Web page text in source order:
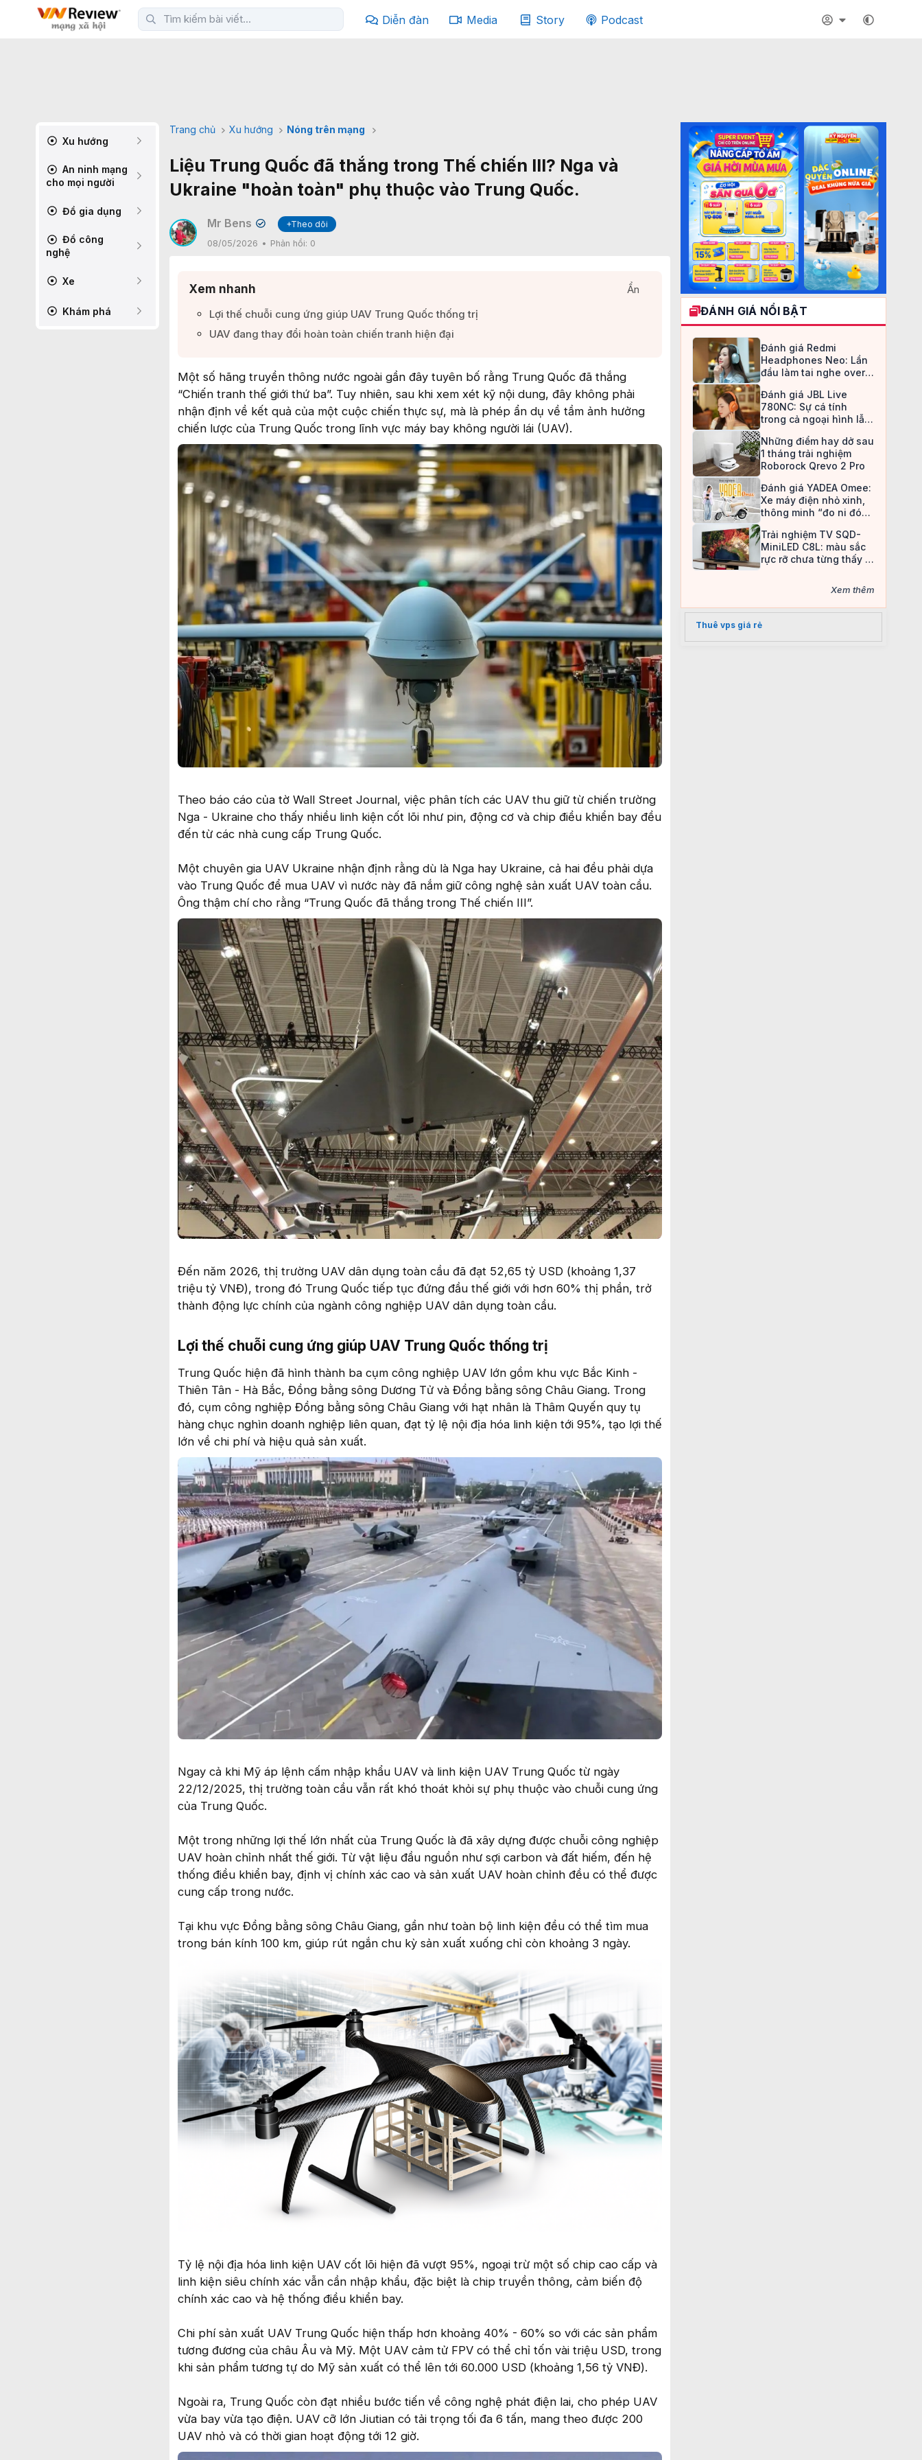
Diễn đàn Media Story Podcast
Xu hướng
An ninh mạng
cho mọi người
Đồ gia dụng
Đồ công
nghệ
Xe
Khám phá
Trang chủ Xu hướng Nóng trên mạng
Liệu Trung Quốc đã thắng trong Thế chiến III? Nga và
Ukraine "hoàn toàn" phụ thuộc vào Trung Quốc.
Mr Bens ✔
+Theo dõi
08/05/2026
Phản hồi: 0
Xem nhanh
Ẩn
Lợi thế chuỗi cung ứng giúp UAV Trung Quốc thống trị​
UAV đang thay đổi hoàn toàn chiến tranh hiện đại​
Một số hãng truyền thông nước ngoài gần đây tuyên bố rằng Trung Quốc đã thắng
“Chiến tranh thế giới thứ ba”. Tuy nhiên, sau khi xem xét kỹ nội dung, đây không phải
nhận định về kết quả của một cuộc chiến thực sự, mà là phép ẩn dụ về tầm ảnh hưởng
chiến lược của Trung Quốc trong lĩnh vực máy bay không người lái (UAV).
Theo báo cáo của tờ Wall Street Journal, việc phân tích các UAV thu giữ từ chiến trường
Nga - Ukraine cho thấy nhiều linh kiện cốt lõi như pin, động cơ và chip điều khiển bay đều
đến từ các nhà cung cấp Trung Quốc.
Một chuyên gia UAV Ukraine nhận định rằng dù là Nga hay Ukraine, cả hai đều phải dựa
vào Trung Quốc để mua UAV vì nước này đã nắm giữ công nghệ sản xuất UAV toàn cầu.
Ông thậm chí cho rằng “Trung Quốc đã thắng trong Thế chiến III”.
Đến năm 2026, thị trường UAV dân dụng toàn cầu đã đạt 52,65 tỷ USD (khoảng 1,37
triệu tỷ VNĐ), trong đó Trung Quốc tiếp tục đứng đầu thế giới với hơn 60% thị phần, trở
thành động lực chính của ngành công nghiệp UAV dân dụng toàn cầu.
Lợi thế chuỗi cung ứng giúp UAV Trung Quốc thống trị
Trung Quốc hiện đã hình thành ba cụm công nghiệp UAV lớn gồm khu vực Bắc Kinh -
Thiên Tân - Hà Bắc, Đồng bằng sông Dương Tử và Đồng bằng sông Châu Giang. Trong
đó, cụm công nghiệp Đồng bằng sông Châu Giang với hạt nhân là Thâm Quyến quy tụ
hàng chục nghìn doanh nghiệp liên quan, đạt tỷ lệ nội địa hóa linh kiện tới 95%, tạo lợi thế
lớn về chi phí và hiệu quả sản xuất.
Ngay cả khi Mỹ áp lệnh cấm nhập khẩu UAV và linh kiện UAV Trung Quốc từ ngày
22/12/2025, thị trường toàn cầu vẫn rất khó thoát khỏi sự phụ thuộc vào chuỗi cung ứng
của Trung Quốc.
Một trong những lợi thế lớn nhất của Trung Quốc là đã xây dựng được chuỗi công nghiệp
UAV hoàn chỉnh nhất thế giới. Từ vật liệu đầu nguồn như sợi carbon và đất hiếm, đến hệ
thống điều khiển bay, định vị chính xác cao và sản xuất UAV hoàn chỉnh đều có thể được
cung cấp trong nước.
Tại khu vực Đồng bằng sông Châu Giang, gần như toàn bộ linh kiện đều có thể tìm mua
trong bán kính 100 km, giúp rút ngắn chu kỳ sản xuất xuống chỉ còn khoảng 3 ngày.
Tỷ lệ nội địa hóa linh kiện UAV cốt lõi hiện đã vượt 95%, ngoại trừ một số chip cao cấp và
linh kiện siêu chính xác vẫn cần nhập khẩu, đặc biệt là chip truyền thông, cảm biến độ
chính xác cao và hệ thống điều khiển bay.
Chi phí sản xuất UAV Trung Quốc hiện thấp hơn khoảng 40% - 60% so với các sản phẩm
tương đương của châu Âu và Mỹ. Một UAV cảm tử FPV có thể chỉ tốn vài triệu USD, trong
khi sản phẩm tương tự do Mỹ sản xuất có thể lên tới 60.000 USD (khoảng 1,56 tỷ VNĐ).
Ngoài ra, Trung Quốc còn đạt nhiều bước tiến về công nghệ phát điện lai, cho phép UAV
vừa bay vừa tạo điện. UAV cỡ lớn Jiutian có tải trọng tối đa 6 tấn, mang theo được 200
UAV nhỏ và có thời gian hoạt động tới 12 giờ.
ĐÁNH GIÁ NỔI BẬT
Đánh giá Redmi
Headphones Neo: Lần
đầu làm tai nghe over-
an toàn
Đánh giá JBL Live
780NC: Sự cá tính
trong cả ngoại hình lẫn
Những điểm hay dở sau
1 tháng trải nghiệm
Roborock Qrevo 2 Pro
Đánh giá YADEA Omee:
Xe máy điện nhỏ xinh,
thông minh “đo ni đóng
Trải nghiệm TV SQD-
MiniLED C8L: màu sắc
rực rỡ chưa từng thấy ở
Xem thêm
Thuê vps giá rẻ